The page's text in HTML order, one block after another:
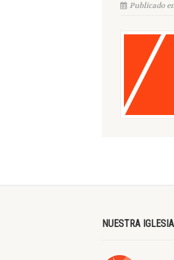
Publicado
NUESTRA IGLESIA